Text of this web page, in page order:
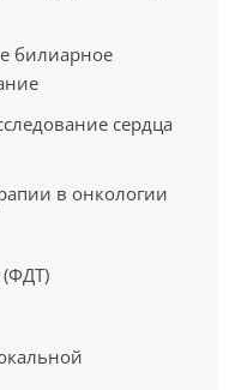
билиарное
сердца
в онкологии
(ФДТ)